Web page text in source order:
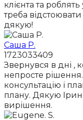
клієнта та
треба
дякую!
Саша Р.
1723033409
Звернувся в дні ,
непросте
консультацію і
плану. Дякую
вирішення.